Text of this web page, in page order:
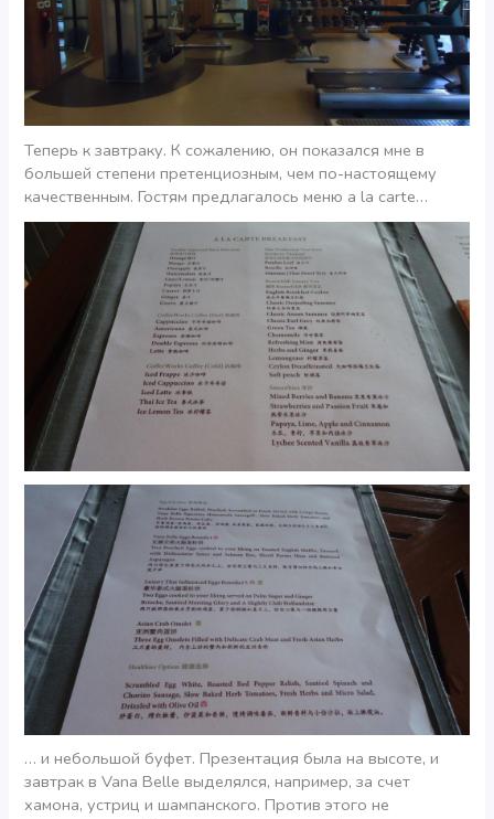
Теперь к завтраку. К сожалению, он показался мне в
большей степени претенциозным, чем по-настоящему
качественным. Гостям предлагалось меню a la carte…
… и небольшой буфет. Презентация была на высоте, и
завтрак в Vana Belle выделялся, например, за счет
хамона, устриц и шампанского. Против этого не